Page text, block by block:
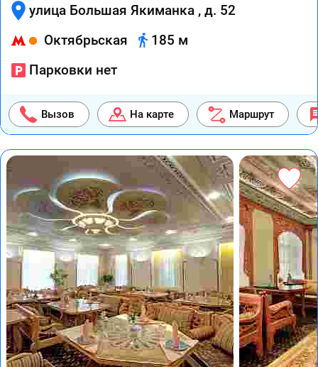
улица Большая Якиманка , д. 52
Октябрьская
185 м
Парковки нет
Вызов На карте Маршрут